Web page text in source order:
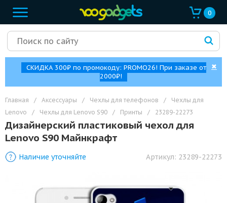
0
СКИДКА 300₽ по промокоду: PROMO26! При заказе от
2000₽!
✖
Главная / Аксессуары / Чехлы для телефонов /
Чехлы для
Lenovo
/ Чехлы для Lenovo S90 / Принты / 23289-22273
Дизайнерский пластиковый чехол для
Lenovo S90 Майнкрафт
Наличие уточняйте Артикул: 23289-22273